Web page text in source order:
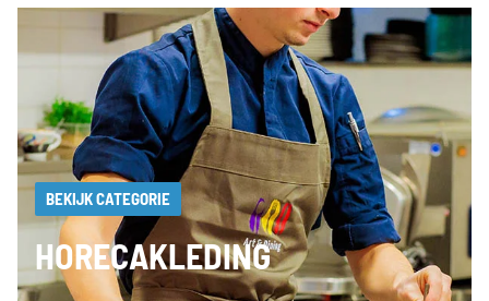
BEKIJK CATEGORIE
HORECAKLEDING